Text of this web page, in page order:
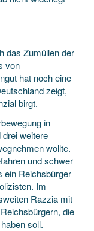
das Zumüllen der
von
hat noch eine
zeigt,
birgt.
in
weitere
wollte.
und schwer
ein Reichsbürger
Im
Razzia mit
die
soll.